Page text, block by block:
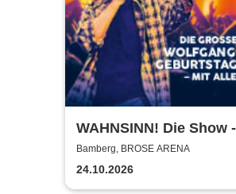
WAHNSINN! Die Show
beste Wolfgang Petry
geht weiter - Tour 2026
Bamberg, BROSE ARENA
24.10.2026